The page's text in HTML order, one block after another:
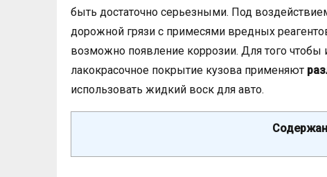
быть достаточно серьезными. Под
дорожной грязи с примесями вредных
возможно появление коррозии. Для того чтобы
лакокрасочное покрытие кузова применяют
использовать жидкий воск для авто.